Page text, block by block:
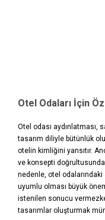
Otel Odaları İçin
Otel odası aydınlatması,
tasarım diliyle bütünlük
otelin kimliğini yansıtır.
ve konsepti doğrultusunda
nedenle, otel
uyumlu olması büyük
istenilen sonucu
tasarımlar oluşturmak